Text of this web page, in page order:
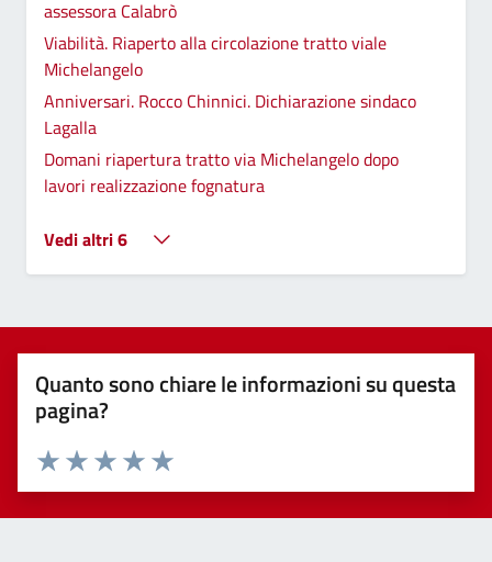
assessora Calabrò
Viabilità. Riaperto alla circolazione tratto viale
Michelangelo
Anniversari. Rocco Chinnici. Dichiarazione sindaco
Lagalla
Domani riapertura tratto via Michelangelo dopo
lavori realizzazione fognatura
Vedi altri 6
Quanto sono chiare le informazioni su questa
pagina?
Valuta 5 stelle su 5
Valuta 4 stelle su 5
Valuta 3 stelle su 5
Valuta 2 stelle su 5
Valuta 1 stelle su 5